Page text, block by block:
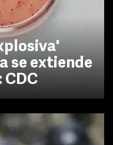
se extiende
CDC